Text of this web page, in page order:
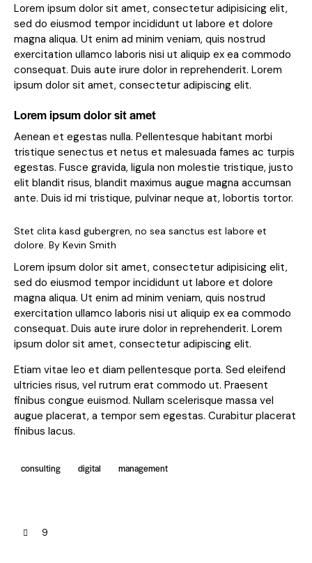
Lorem ipsum dolor sit amet, consectetur adipisicing elit,
sed do eiusmod tempor incididunt ut labore et dolore
magna aliqua. Ut enim ad minim veniam, quis nostrud
exercitation ullamco laboris nisi ut aliquip ex ea commodo
consequat. Duis aute irure dolor in reprehenderit. Lorem
ipsum dolor sit amet, consectetur adipiscing elit.
Lorem ipsum dolor sit amet
Aenean et egestas nulla. Pellentesque habitant morbi
tristique senectus et netus et malesuada fames ac turpis
egestas. Fusce gravida, ligula non molestie tristique, justo
elit blandit risus, blandit maximus augue magna accumsan
ante. Duis id mi tristique, pulvinar neque at, lobortis tortor.
Stet clita kasd gubergren, no sea sanctus est labore et
dolore. By Kevin Smith
Lorem ipsum dolor sit amet, consectetur adipisicing elit,
sed do eiusmod tempor incididunt ut labore et dolore
magna aliqua. Ut enim ad minim veniam, quis nostrud
exercitation ullamco laboris nisi ut aliquip ex ea commodo
consequat. Duis aute irure dolor in reprehenderit. Lorem
ipsum dolor sit amet, consectetur adipiscing elit.
Etiam vitae leo et diam pellentesque porta. Sed eleifend
ultricies risus, vel rutrum erat commodo ut. Praesent
finibus congue euismod. Nullam scelerisque massa vel
augue placerat, a tempor sem egestas. Curabitur placerat
finibus lacus.
consulting digital management
9